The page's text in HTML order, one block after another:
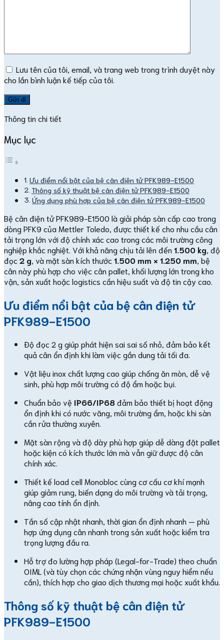
Lưu tên của tôi, email, và trang web trong trình duyệt này
cho lần bình luận kế tiếp của tôi.
Thông tin chi tiết
Mục lục
Ưu điểm nổi bật của bệ cân điện tử PFK989-E1500
Thông số kỹ thuật bệ cân điện tử PFK989-E1500
Ứng dụng phù hợp của bệ cân điện tử PFK989-E1500
Bệ cân điện tử PFK989-E1500 là giải pháp sàn cấp cao trong
dòng PFK9 của Mettler Toledo, được thiết kế cho nhu cầu cân
tải trọng lớn với độ chính xác cao trong các môi trường công
nghiệp khắc nghiệt. Với khả năng chịu tải lên đến 1.500 kg , độ
đọc 2 g , và mặt sàn kích thước 1.500 mm × 1.250 mm , bệ
cân này phù hợp cho việc cân pallet, khối lượng lớn trong kho
vận, sản xuất hoặc logistics cần hiệu suất và độ tin cậy cao.
Ưu điểm nổi bật của bệ cân điện tử
PFK989-E1500
Độ đọc 2 g giúp phát hiện sai sai số nhỏ, đảm bảo kết
quả cân ổn định khi làm việc gần dung tải tối đa.
Vật liệu inox chất lượng cao giúp chống ăn mòn, dễ vệ
sinh, phù hợp môi trường có độ ẩm hoặc bụi.
Chuẩn bảo vệ IP66/IP68 đảm bảo thiết bị hoạt động
ổn định khi có nước văng, môi trường ẩm, hoặc khi sàn
cần rửa thường xuyên.
Mặt sàn rộng và độ dày phù hợp giúp dễ dàng đặt pallet
hoặc kiện có kích thước lớn mà vẫn giữ được độ cân
chính xác.
Thiết kế load cell Monobloc cùng cơ cấu cơ khí mạnh
giúp giảm rung, biến dạng do môi trường và tải trọng,
nâng cao tính ổn định.
Tần số cập nhật nhanh, thời gian ổn định nhanh — phù
hợp ứng dụng cân nhanh trong sản xuất hoặc kiểm tra
trọng lượng đầu ra.
Hỗ trợ đo lường hợp pháp (Legal-for-Trade) theo chuẩn
OIML (và tùy chọn các chứng nhận vùng nguy hiểm nếu
cần), thích hợp cho giao dịch thương mại hoặc xuất khẩu.
Thông số kỹ thuật bệ cân điện tử
PFK989-E1500